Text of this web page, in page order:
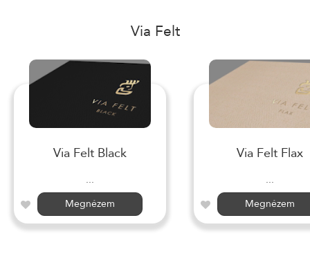
Via Felt
Via Felt Black
...
Megnézem
Via Felt Flax
...
Megnézem